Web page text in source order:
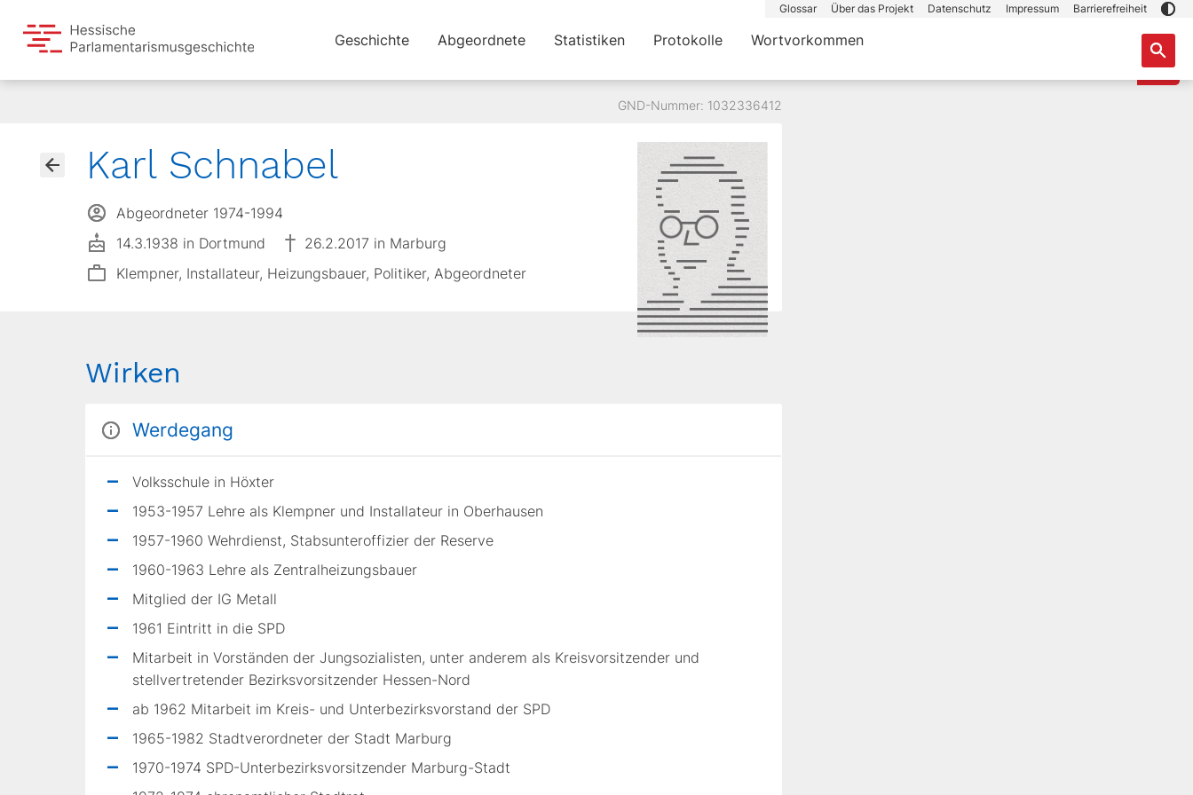
Glossar Über das Projekt Datenschutz Impressum Barrierefreiheit
Geschichte Abgeordnete Statistiken Protokolle Wortvorkommen
GND-Nummer: 1032336412
Karl Schnabel
Abgeordneter 1974-1994
14.3.1938 in Dortmund
26.2.2017 in Marburg
Klempner, Installateur, Heizungsbauer, Politiker, Abgeordneter
Wirken
Werdegang
Volksschule in Höxter
1953-1957 Lehre als Klempner und Installa­teur in Oberhausen
1957-1960 Wehrdienst, Stabsunteroffizier der Reserve
1960-1963 Lehre als Zentralheizungsbauer
Mitglied der IG Metall
1961 Eintritt in die SPD
Mitarbeit in Vorstän­den der Jungsozialisten, unter anderem als Kreisvorsitzender und
stellvertretender Bezirksvorsitzender Hessen-Nord
ab 1962 Mitarbeit im Kreis- und Unterbezirksvorstand der SPD
1965-1982 Stadtverordneter der Stadt Marburg
1970-1974 SPD-Unterbezirksvorsit­zender Marburg-Stadt